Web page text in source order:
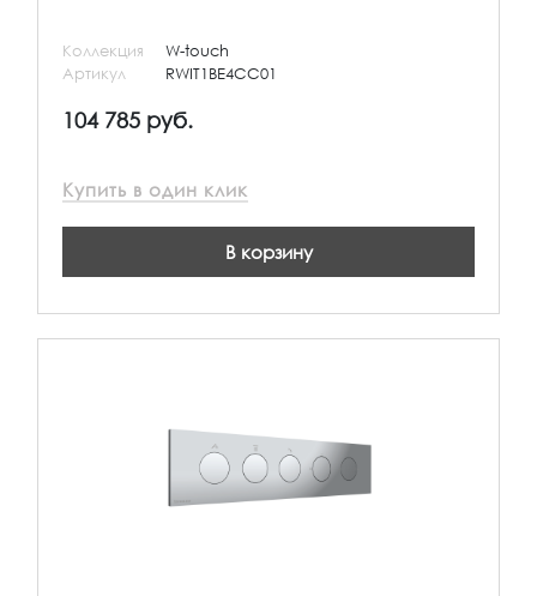
Коллекция
W-touch
Артикул
RWIT1BE4CC01
104 785 руб.
Купить в один клик
В корзину